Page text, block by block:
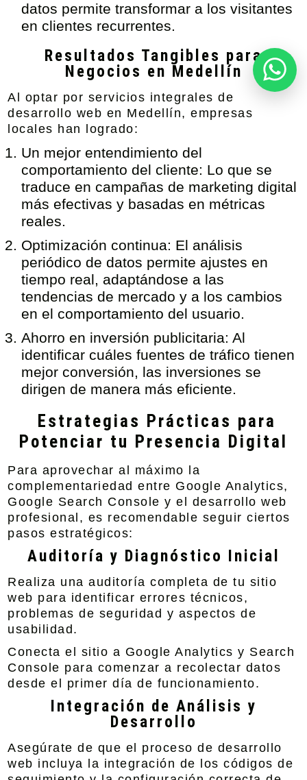
datos permite transformar a los visitantes
en clientes recurrentes.
Resultados Tangibles para
Negocios en Medellín
Al optar por servicios integrales de
desarrollo web en Medellín, empresas
locales han logrado:
Un mejor entendimiento del
comportamiento del cliente: Lo que se
traduce en campañas de marketing digital
más efectivas y basadas en métricas
reales.
Optimización continua: El análisis
periódico de datos permite ajustes en
tiempo real, adaptándose a las
tendencias de mercado y a los cambios
en el comportamiento del usuario.
Ahorro en inversión publicitaria: Al
identificar cuáles fuentes de tráfico tienen
mejor conversión, las inversiones se
dirigen de manera más eficiente.
Estrategias Prácticas para
Potenciar tu Presencia Digital
Para aprovechar al máximo la
complementariedad entre Google Analytics,
Google Search Console y el desarrollo web
profesional, es recomendable seguir ciertos
pasos estratégicos:
Auditoría y Diagnóstico Inicial
Realiza una auditoría completa de tu sitio
web para identificar errores técnicos,
problemas de seguridad y aspectos de
usabilidad.
Conecta el sitio a Google Analytics y Search
Console para comenzar a recolectar datos
desde el primer día de funcionamiento.
Integración de Análisis y
Desarrollo
Asegúrate de que el proceso de desarrollo
web incluya la integración de los códigos de